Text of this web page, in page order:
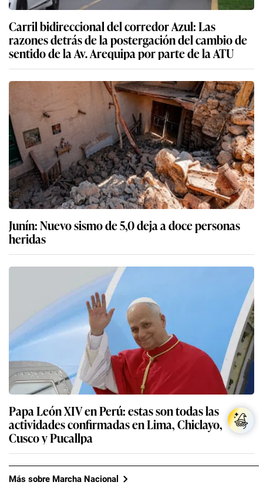
Carril bidireccional del corredor Azul: Las
razones detrás de la postergación del cambio de
sentido de la Av. Arequipa por parte de la ATU
Junín: Nuevo sismo de 5,0 deja a doce personas
heridas
Papa León XIV en Perú: estas son todas las
actividades confirmadas en Lima, Chiclayo,
Cusco y Pucallpa
Más sobre Marcha Nacional